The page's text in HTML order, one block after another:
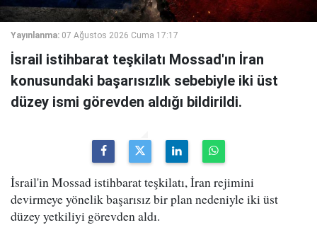
Yayınlanma: 07 Ağustos 2026 Cuma 17:17
İsrail istihbarat teşkilatı Mossad'ın İran
konusundaki başarısızlık sebebiyle iki üst
düzey ismi görevden aldığı bildirildi.
İsrail'in Mossad istihbarat teşkilatı, İran rejimini
devirmeye yönelik başarısız bir plan nedeniyle iki üst
düzey yetkiliyi görevden aldı.